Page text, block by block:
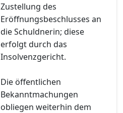
Zustellung des
Eröffnungsbeschlusses an
die Schuldnerin; diese
erfolgt durch das
Insolvenzgericht.
Die öffentlichen
Bekanntmachungen
obliegen weiterhin dem